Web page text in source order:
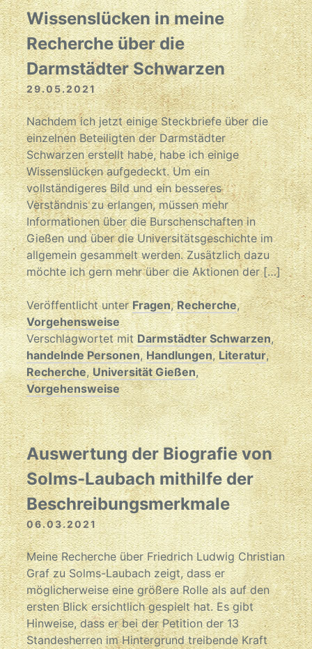
Wissenslücken in meine
Recherche über die
Darmstädter Schwarzen
29.05.2021
Nachdem ich jetzt einige Steckbriefe über die
einzelnen Beteiligten der Darmstädter
Schwarzen erstellt habe, habe ich einige
Wissenslücken aufgedeckt. Um ein
vollständigeres Bild und ein besseres
Verständnis zu erlangen, müssen mehr
Informationen über die Burschenschaften in
Gießen und über die Universitätsgeschichte im
allgemein gesammelt werden. Zusätzlich dazu
möchte ich gern mehr über die Aktionen der […]
Veröffentlicht unterFragen,Recherche,
Vorgehensweise
Verschlagwortet mitDarmstädter Schwarzen,
handelnde Personen,Handlungen,Literatur,
Recherche,Universität Gießen,
Vorgehensweise
Auswertung der Biografie von
Solms-Laubach mithilfe der
Beschreibungsmerkmale
06.03.2021
Meine Recherche über Friedrich Ludwig Christian
Graf zu Solms-Laubach zeigt, dass er
möglicherweise eine größere Rolle als auf den
ersten Blick ersichtlich gespielt hat. Es gibt
Hinweise, dass er bei der Petition der 13
Standesherren im Hintergrund treibende Kraft